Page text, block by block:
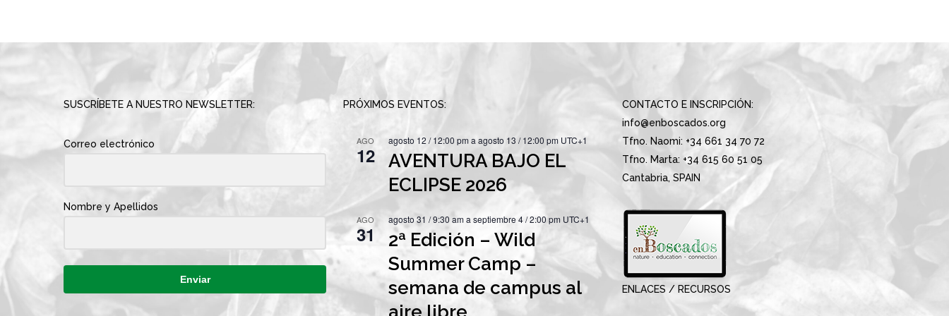
SUSCRÍBETE A NUESTRO NEWSLETTER:
Correo electrónico
Nombre y Apellidos
Enviar
PRÓXIMOS EVENTOS:
AGO
12
agosto 12 / 12:00 pma agosto 13 / 12:00 pm UTC+1
AVENTURA BAJO EL
ECLIPSE 2026
AGO
31
agosto 31 / 9:30 ama septiembre 4 / 2:00 pm UTC+1
2ª Edición – Wild
Summer Camp –
semana de campus al
aire libre
CONTACTO E INSCRIPCIÓN:
info@enboscados.org
Tfno. Naomi: +34 661 34 70 72
Tfno. Marta: +34 615 60 51 05
Cantabria, SPAIN
ENLACES / RECURSOS